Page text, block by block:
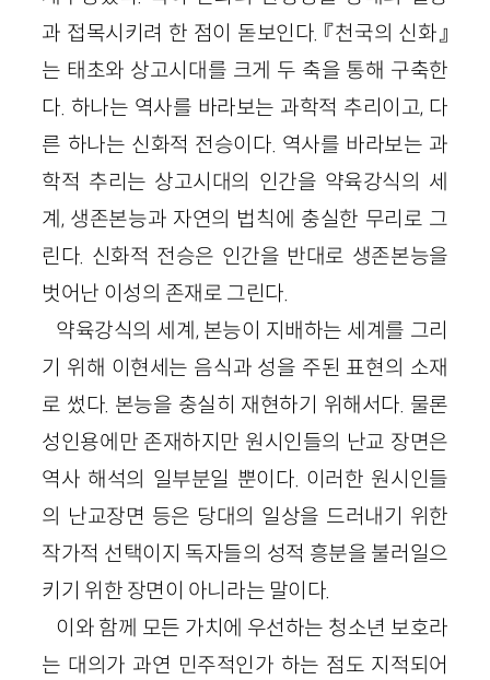
과 접목시키려 한 점이 돋보인다. 『천국의 신화』
는 태초와 상고시대를 크게 두 축을 통해 구축한
다. 하나는 역사를 바라보는 과학적 추리이고, 다
른 하나는 신화적 전승이다. 역사를 바라보는 과
학적 추리는 상고시대의 인간을 약육강식의 세
계, 생존본능과 자연의 법칙에 충실한 무리로 그
린다. 신화적 전승은 인간을 반대로 생존본능을
벗어난 이성의 존재로 그린다.
약육강식의 세계, 본능이 지배하는 세계를 그리
기 위해 이현세는 음식과 성을 주된 표현의 소재
로 썼다. 본능을 충실히 재현하기 위해서다. 물론
성인용에만 존재하지만 원시인들의 난교 장면은
역사 해석의 일부분일 뿐이다. 이러한 원시인들
의 난교장면 등은 당대의 일상을 드러내기 위한
작가적 선택이지 독자들의 성적 흥분을 불러일으
키기 위한 장면이 아니라는 말이다.
이와 함께 모든 가치에 우선하는 청소년 보호라
는 대의가 과연 민주적인가 하는 점도 지적되어